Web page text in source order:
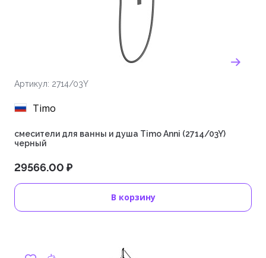
Артикул: 2714/03Y
Timo
смесители для ванны и душа Timo Anni (2714/03Y)
черный
29566.00 ₽
В корзину